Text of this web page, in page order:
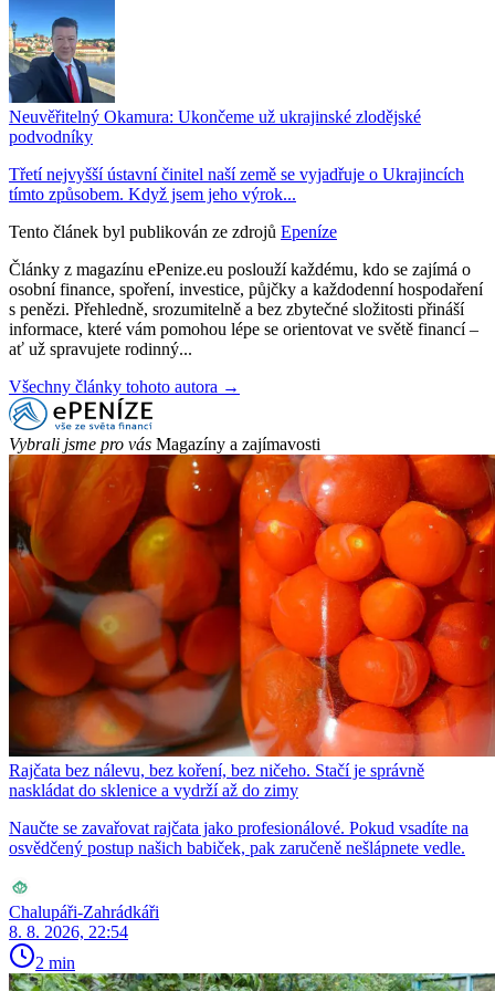
Neuvěřitelný Okamura: Ukončeme už ukrajinské zlodějské
podvodníky
Třetí nejvyšší ústavní činitel naší země se vyjadřuje o Ukrajincích
tímto způsobem. Když jsem jeho výrok...
Tento článek byl publikován ze zdrojů Epeníze
Články z magazínu ePenize.eu poslouží každému, kdo se zajímá o
osobní finance, spoření, investice, půjčky a každodenní hospodaření
s penězi. Přehledně, srozumitelně a bez zbytečné složitosti přináší
informace, které vám pomohou lépe se orientovat ve světě financí –
ať už spravujete rodinný...
Všechny články tohoto autora →
Vybrali jsme pro vás Magazíny a zajímavosti
Rajčata bez nálevu, bez koření, bez ničeho. Stačí je správně
naskládat do sklenice a vydrží až do zimy
Naučte se zavařovat rajčata jako profesionálové. Pokud vsadíte na
osvědčený postup našich babiček, pak zaručeně nešlápnete vedle.
Chalupáři-Zahrádkáři
8. 8. 2026, 22:54
2 min